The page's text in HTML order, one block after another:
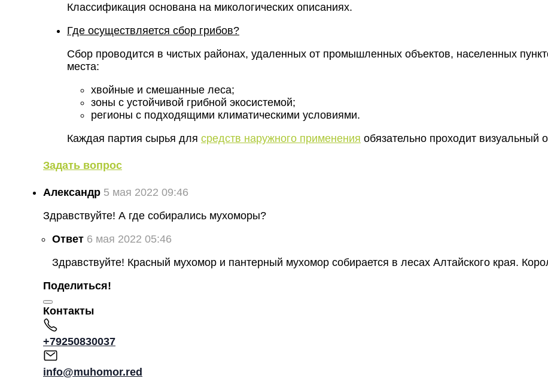
Классификация основана на микологических описаниях.
Где осуществляется сбор грибов?
Сбор проводится в чистых районах, удаленных от промышленных объектов, населенных
места:
хвойные и смешанные леса;
зоны с устойчивой грибной экосистемой;
регионы с подходящими климатическими условиями.
Каждая партия сырья для средств наружного применения обязательно проходит визуальный
Задать вопрос
Александр 5 мая 2022 09:46
Здравствуйте! А где собирались мухоморы?
Ответ 6 мая 2022 05:46
Здравствуйте! Красный мухомор и пантерный мухомор собирается в лесах Алтайского края.
Поделиться!
Контакты
+79250830037
info@muhomor.red